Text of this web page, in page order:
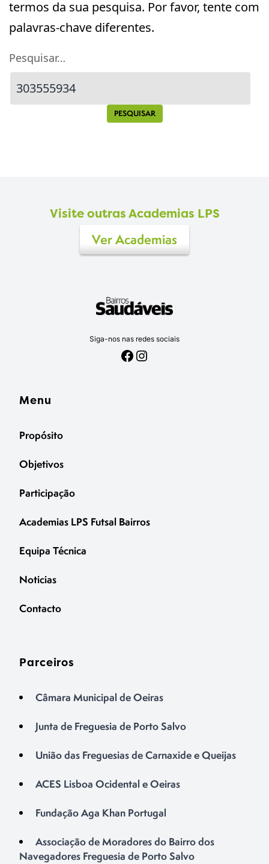
termos da sua pesquisa. Por favor, tente com
palavras-chave diferentes.
Pesquisar…
Visite outras Academias LPS
Ver Academias
Siga-nos nas redes sociais
Menu
Propósito
Objetivos
Participação
Academias LPS Futsal Bairros
Equipa Técnica
Noticias
Contacto
Parceiros
Câmara Municipal de Oeiras
Junta de Freguesia de Porto Salvo
União das Freguesias de Carnaxide e Queijas
ACES Lisboa Ocidental e Oeiras
Fundação Aga Khan Portugal
Associação de Moradores do Bairro dos
Navegadores Freguesia de Porto Salvo